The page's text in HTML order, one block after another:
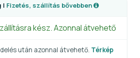
| Fizetés, szállítás bővebben
kész. Azonnal átvehető
után azonnal átvehető. Térkép